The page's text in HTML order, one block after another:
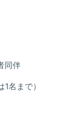
同伴
名まで）